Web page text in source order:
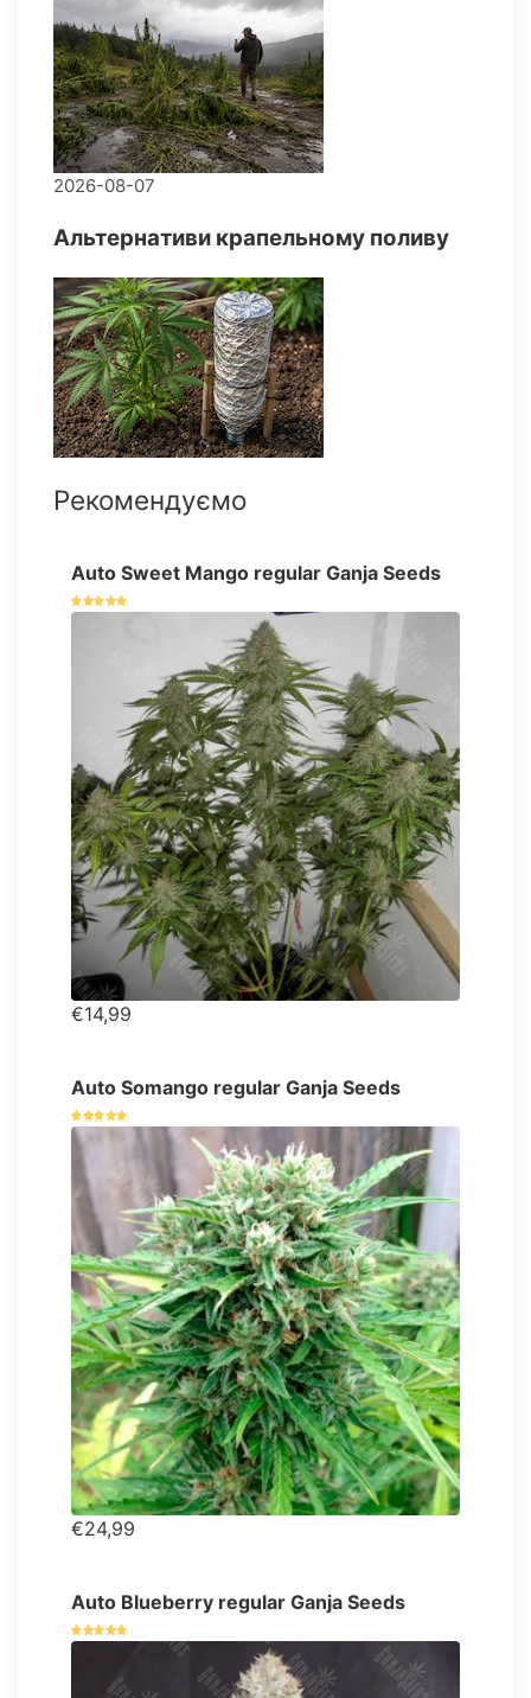
2026-08-07
Альтернативи крапельному поливу
Рекомендуємо
Auto Sweet Mango regular Ganja Seeds
€14,99
Auto Somango regular Ganja Seeds
€24,99
Auto Blueberry regular Ganja Seeds